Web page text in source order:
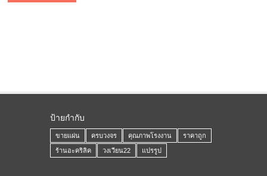
ป้ายกำกับ
ขายแผ่น ครบวงจร คุณภาพโรงงาน ราคาถูก
ร้านอะคริลิค วงเวียน22 แปรรูป